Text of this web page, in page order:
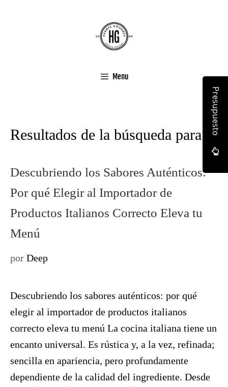
Menu
Resultados de la búsqueda para:
Descubriendo los Sabores Auténticos:
Por qué Elegir al Importador de
Productos Italianos Correcto Eleva tu
Menú
por Deep
Descubriendo los sabores auténticos: por qué
elegir al importador de productos italianos
correcto eleva tu menú La cocina italiana tiene un
encanto universal. Es rústica y, a la vez, refinada;
sencilla en apariencia, pero profundamente
dependiente de la calidad del ingrediente. Desde
Presupuesto